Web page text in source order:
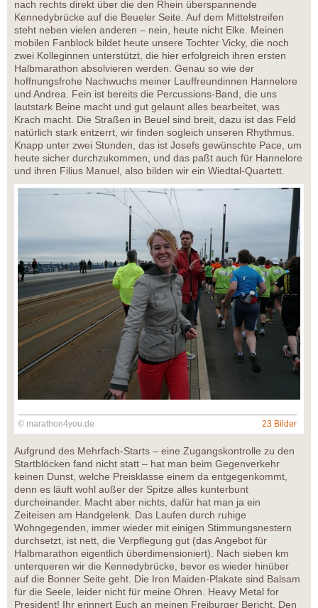
nach rechts direkt über die den Rhein überspannende
Kennedybrücke auf die Beueler Seite. Auf dem Mittelstreifen
steht neben vielen anderen – nein, heute nicht Elke. Meinen
mobilen Fanblock bildet heute unsere Tochter Vicky, die noch
zwei Kolleginnen unterstützt, die hier erfolgreich ihren ersten
Halbmarathon absolvieren werden. Genau so wie der
hoffnungsfrohe Nachwuchs meiner Lauffreundinnen Hannelore
und Andrea. Fein ist bereits die Percussions-Band, die uns
lautstark Beine macht und gut gelaunt alles bearbeitet, was
Krach macht. Die Straßen in Beuel sind breit, dazu ist das Feld
natürlich stark entzerrt, wir finden sogleich unseren Rhythmus.
Knapp unter zwei Stunden, das ist Josefs gewünschte Pace, um
heute sicher durchzukommen, und das paßt auch für Hannelore
und ihren Filius Manuel, also bilden wir ein Wiedtal-Quartett.
© marathon4you.de 23 Bilder
Aufgrund des Mehrfach-Starts – eine Zugangskontrolle zu den
Startblöcken fand nicht statt – hat man beim Gegenverkehr
keinen Dunst, welche Preisklasse einem da entgegenkommt,
denn es läuft wohl außer der Spitze alles kunterbunt
durcheinander. Macht aber nichts, dafür hat man ja ein
Zeiteisen am Handgelenk. Das Laufen durch ruhige
Wohngegenden, immer wieder mit einigen Stimmungsnestern
durchsetzt, ist nett, die Verpflegung gut (das Angebot für
Halbmarathon eigentlich überdimensioniert). Nach sieben km
unterqueren wir die Kennedybrücke, bevor es wieder hinüber
auf die Bonner Seite geht. Die Iron Maiden-Plakate sind Balsam
für die Seele, leider nicht für meine Ohren. Heavy Metal for
President! Ihr erinnert Euch an meinen Freiburger Bericht. Den